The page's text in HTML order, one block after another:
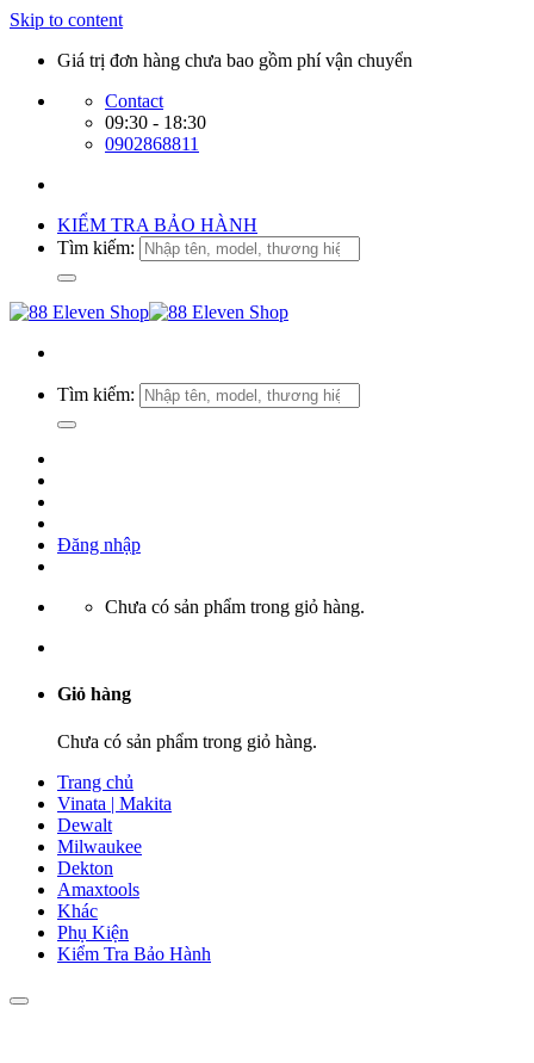
Skip to content
Giá trị đơn hàng chưa bao gồm phí vận chuyển
Contact
09:30 - 18:30
0902868811
KIỂM TRA BẢO HÀNH
Tìm kiếm:
Tìm kiếm:
Đăng nhập
Chưa có sản phẩm trong giỏ hàng.
Giỏ hàng
Chưa có sản phẩm trong giỏ hàng.
Trang chủ
Vinata | Makita
Dewalt
Milwaukee
Dekton
Amaxtools
Khác
Phụ Kiện
Kiểm Tra Bảo Hành